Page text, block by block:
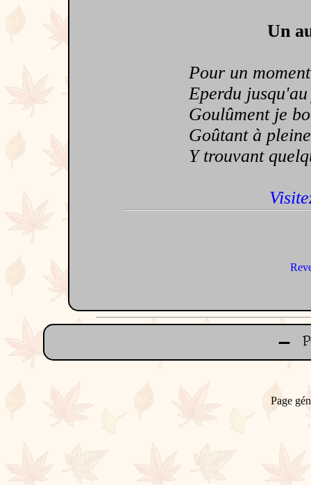
Un
Pour un moment
Eperdu jusqu'au
Goulûment je
Goûtant à pleine
Y trouvant
Page